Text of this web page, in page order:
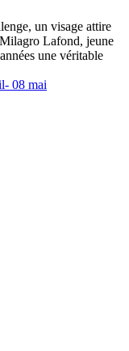
un visage attire
Lafond, jeune
une véritable